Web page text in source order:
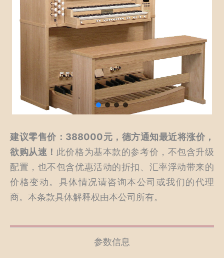
建议零售价：388000元，德方通知最近将涨价，
欲购从速！ 此价格为基本款的参考价，不包含升级
配置，也不包含优惠活动的折扣、汇率浮动带来的
价格变动。具体情况请咨询本公司或我们的代理
商。本条款具体解释权由本公司所有。
参数信息